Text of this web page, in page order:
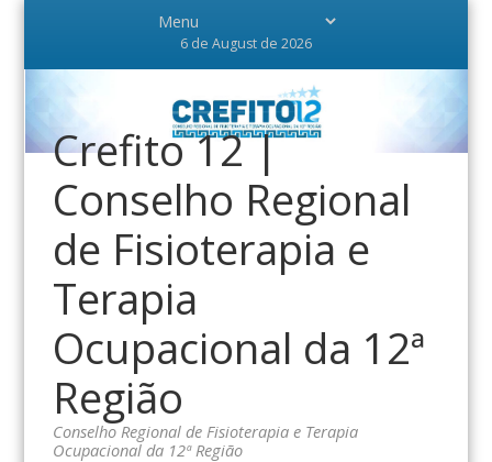
6 de August de 2026
Crefito 12 |
Conselho Regional
de Fisioterapia e
Terapia
Ocupacional da 12ª
Região
Conselho Regional de Fisioterapia e Terapia
Ocupacional da 12ª Região